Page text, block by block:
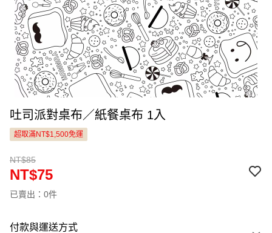
吐司派對桌布／紙餐桌布 1入
超取滿NT$1,500免運
NT$85
NT$75
已賣出：0件
付款與運送方式